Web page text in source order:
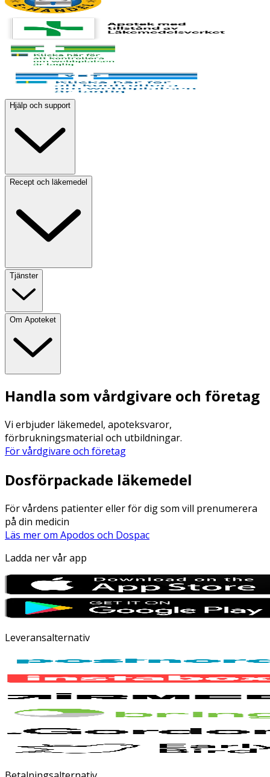
Hjälp och support
Recept och läkemedel
Tjänster
Om Apoteket
Handla som vårdgivare och företag
Vi erbjuder läkemedel, apoteksvaror,
förbrukningsmaterial och utbildningar.
För vårdgivare och företag
Dosförpackade läkemedel
För vårdens patienter eller för dig som vill prenumerera
på din medicin
Läs mer om Apodos och Dospac
Ladda ner vår app
Leveransalternativ